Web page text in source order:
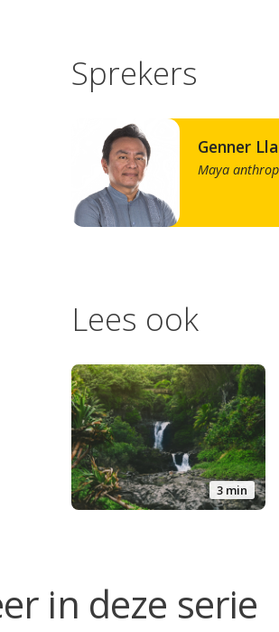
Sprekers
Genner
Maya
Lees ook
3 min
in deze serie